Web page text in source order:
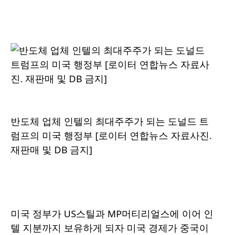
반도체 업체 인텔의 최대주주가 되는 도널드 트
럼프의 미국 행정부 [로이터 연합뉴스 자료사진.
재판매 및 DB 금지]
미국 정부가 US스틸과 MP머티리얼스에 이어 인
텔 지분까지 보유하게 되자 미국 경제가 중국이